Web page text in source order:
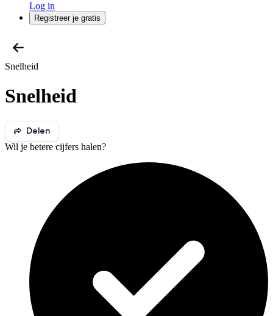
Log in
Registreer je gratis
Snelheid
Snelheid
Delen
Wil je betere cijfers halen?